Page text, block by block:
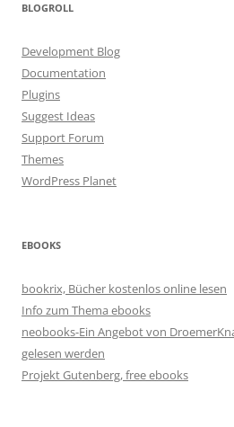
BLOGROLL
Development Blog
Documentation
Plugins
Suggest Ideas
Support Forum
Themes
WordPress Planet
EBOOKS
bookrix, Bücher kostenlos online lesen
Info zum Thema ebooks
neobooks-Ein Angebot von
gelesen werden
Projekt Gutenberg, free ebooks